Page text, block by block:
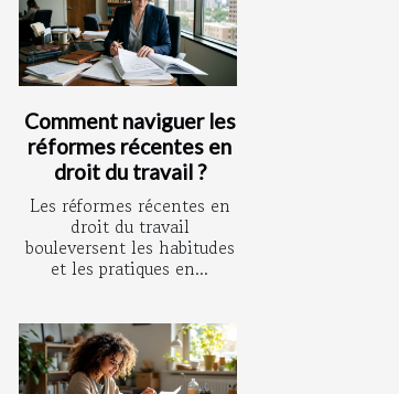
Comment naviguer les
réformes récentes en
droit du travail ?
Les réformes récentes en
droit du travail
bouleversent les habitudes
et les pratiques en...